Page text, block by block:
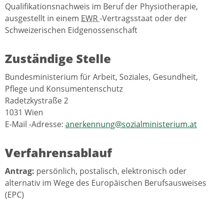
Qualifikationsnachweis im Beruf der Physiotherapie,
ausgestellt in einem EWR-Vertragsstaat oder der
Schweizerischen Eidgenossenschaft
Zuständige Stelle
Bundesministerium für Arbeit, Soziales, Gesundheit,
Pflege und Konsumentenschutz
Radetzkystraße 2
1031 Wien
E-Mail -Adresse: anerkennung@sozialministerium.at
Verfahrensablauf
Antrag: persönlich, postalisch, elektronisch oder
alternativ im Wege des Europäischen Berufsausweises
(EPC)